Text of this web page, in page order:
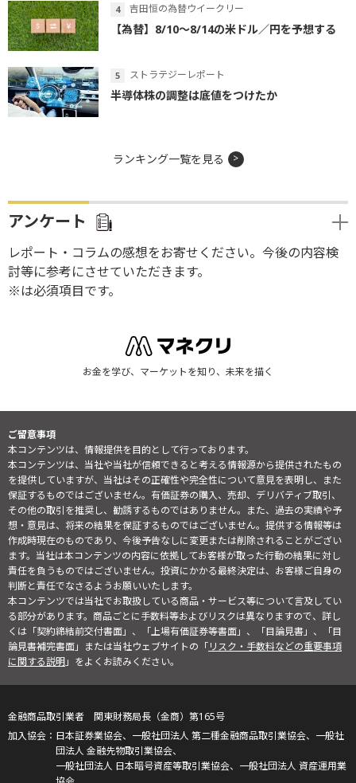
吉田恒の為替ウイークリー
【為替】8/10～8/14の米ドル／円を予想する
ストラテジーレポート
半導体株の調整は底値をつけたか
ランキング一覧を見る
アンケート
レポート・コラムの感想をお寄せください。今後の内容検
討等に参考にさせていただきます。
※は必須項目です。
お金を学び、マーケットを知り、未来を描く
ご留意事項
本コンテンツは、情報提供を目的として行っております。
本コンテンツは、当社や当社が信頼できると考える情報源から提供されたもの
を提供していますが、当社はその正確性や完全性について意見を表明し、また
保証するものではございません。有価証券の購入、売却、デリバティブ取引、
その他の取引を推奨し、勧誘するものではありません。また、過去の実績や予
想・意見は、将来の結果を保証するものではございません。提供する情報等は
作成時現在のものであり、今後予告なしに変更または削除されることがござい
ます。当社は本コンテンツの内容に依拠してお客様が取った行動の結果に対し
責任を負うものではございません。投資にかかる最終決定は、お客様ご自身の
判断と責任でなさるようお願いいたします。
本コンテンツでは当社でお取扱している商品・サービス等について言及してい
る部分があります。商品ごとに手数料等およびリスクは異なりますので、詳し
くは「契約締結前交付書面」、「上場有価証券等書面」、「目論見書」、「目
論見書補完書面」または当社ウェブサイトの「リスク・手数料などの重要事項
に関する説明」をよくお読みください。
金融商品取引業者 関東財務局長（金商）第165号
日本証券業協会、一般社団法人 第二種金融商品取引業協会、一般社
団法人 金融先物取引業協会、
一般社団法人 日本暗号資産等取引業協会、一般社団法人 資産運用業